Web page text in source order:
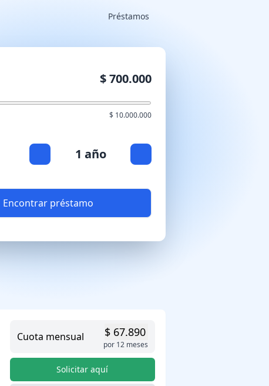
Préstamos
$ 700.000
$ 10.000.000
1 año
Encontrar préstamo
Cuota mensual $ 67.890
por 12 meses
Solicitar aquí